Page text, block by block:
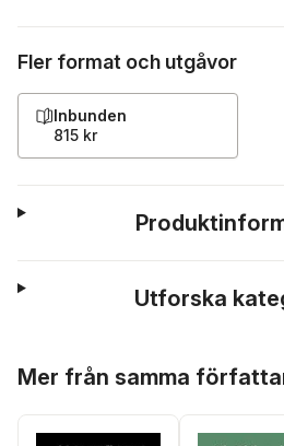
Fler format och utgåvor
Inbunden
815 kr
Utforska
Mer från samma